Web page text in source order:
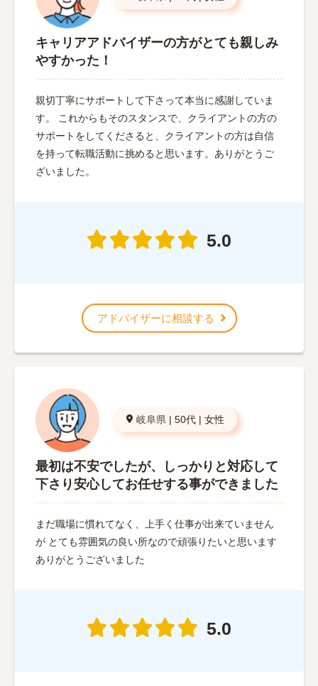
キャリアアドバイザーの方がとても親しみ
やすかった！
親切丁寧にサポートして下さって本当に感謝していま
す。 これからもそのスタンスで、クライアントの方の
サポートをしてくださると、クライアントの方は自信
を持って転職活動に挑めると思います。ありがとうご
ざいました。
5.0
アドバイザーに相談する
岐阜県 | 50代 | 女性
最初は不安でしたが、しっかりと対応して
下さり安心してお任せする事ができました
まだ職場に慣れてなく、上手く仕事が出来ていません
が とても雰囲気の良い所なので頑張りたいと思います
ありがとうございました
5.0